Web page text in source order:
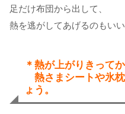
足だけ布団から出して、
熱を逃がしてあげるのもいい
＊熱が上がりきってか
熱さまシートや氷
ょう。